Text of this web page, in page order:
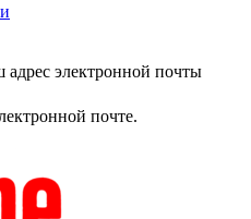
адрес электронной почты
почте.